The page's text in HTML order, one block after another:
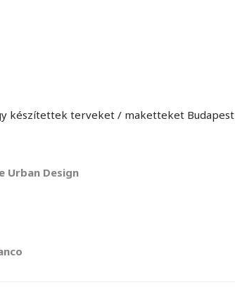
készítettek terveket / maketteket Budapest
Urban Design